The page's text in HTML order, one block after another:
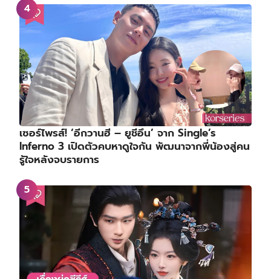
เซอร์ไพรส์! ‘อีกวานฮี – ยูชีอึน’ จาก Single’s
Inferno 3 เปิดตัวคบหาดูใจกัน พัฒนาจากพี่น้องสู่คน
รู้ใจหลังจบรายการ